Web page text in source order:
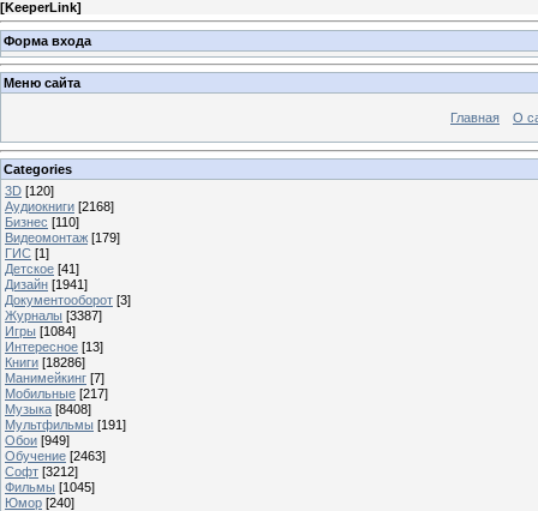
[KeeperLink]
Форма входа
Меню сайта
Главная О
Categories
3D [120]
Аудиокниги [2168]
Бизнес [110]
Видеомонтаж [179]
ГИС [1]
Детское [41]
Дизайн [1941]
Документооборот [3]
Журналы [3387]
Игры [1084]
Интересное [13]
Книги [18286]
Манимейкинг [7]
Мобильные [217]
Музыка [8408]
Мультфильмы [191]
Обои [949]
Обучение [2463]
Софт [3212]
Фильмы [1045]
Юмор [240]